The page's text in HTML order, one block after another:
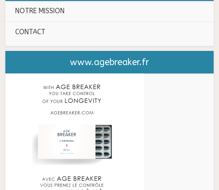
NOTRE MISSION
CONTACT
www.agebreaker.fr